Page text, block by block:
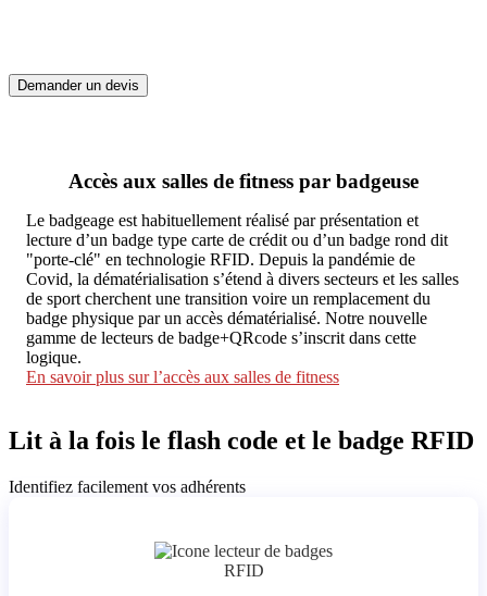
Demander un devis
Accès aux salles de fitness par badgeuse
Le badgeage est habituellement réalisé par présentation et
lecture d’un badge type carte de crédit ou d’un badge rond dit
"porte-clé" en technologie RFID. Depuis la pandémie de
Covid, la dématérialisation s’étend à divers secteurs et les salles
de sport cherchent une transition voire un remplacement du
badge physique par un accès dématérialisé. Notre nouvelle
gamme de lecteurs de badge+QRcode s’inscrit dans cette
logique.
En savoir plus sur l’accès aux salles de fitness
Lit à la fois le flash code et le badge RFID
Identifiez facilement vos adhérents